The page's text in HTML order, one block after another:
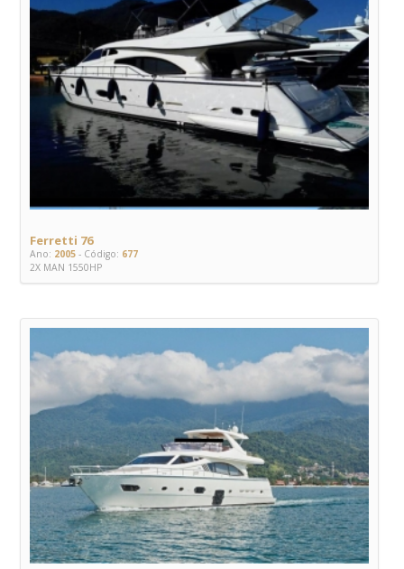
Ferretti 76
Ano: 2005 - Código: 677
2X MAN 1550HP